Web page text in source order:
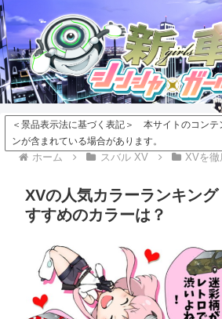
＜景品表示法に基づく表記＞ 本サイトのコンテ
ンが含まれている場合があります。
ホーム スバル XV XVを徹
XVの人気カラーランキン
すすめのカラーは？